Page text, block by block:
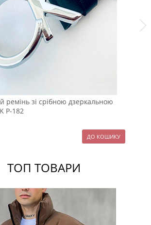
ремінь зі срібною дзеркальною
Р-182
ТОП ТОВАРИ